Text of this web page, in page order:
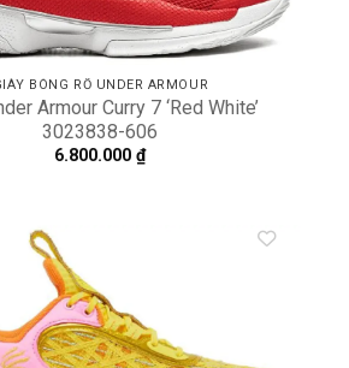
BÓNG RỔ UNDER ARMOUR
Armour Curry 7 ‘Red White’
3023838-606
6.800.000₫